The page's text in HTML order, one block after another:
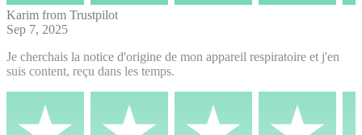
Karim from Trustpilot
Sep 7, 2025
Je cherchais la notice d'origine de mon appareil respiratoire et j'en
suis content, reçu dans les temps.